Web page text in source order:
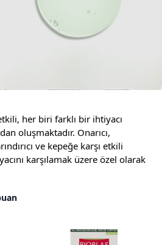
her biri farklı bir ihtiyacı
oluşmaktadır. Onarıcı,
ve kepeğe karşı etkili
karşılamak üzere özel olarak